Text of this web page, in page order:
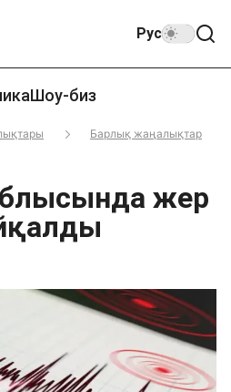
Рус
Шоу-биз
Барлық жаңалықтар
жер